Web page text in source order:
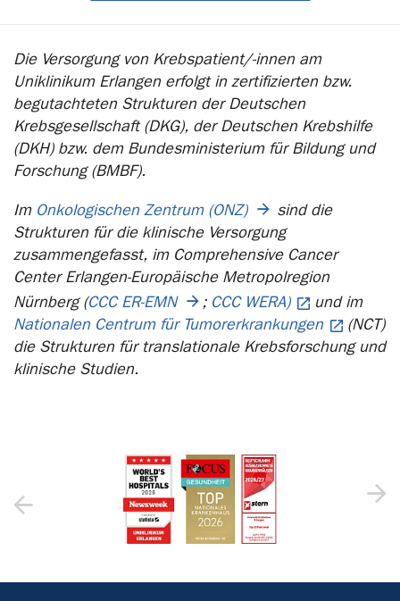
Die Versorgung von Krebspatient/-innen am
Uniklinikum Erlangen erfolgt in zertifizierten bzw.
begutachteten Strukturen der Deutschen
Krebsgesellschaft (DKG), der Deutschen Krebshilfe
(DKH) bzw. dem Bundesministerium für Bildung und
Forschung (BMBF).
Im Onkologischen Zentrum (ONZ)
sind die
Strukturen für die klinische Versorgung
zusammengefasst, im Comprehensive Cancer
Center Erlangen-Europäische Metropolregion
Nürnberg (CCC ER-EMN ; CCC WERA)
und im
Nationalen Centrum für Tumorerkrankungen
(NCT)
die Strukturen für translationale Krebsforschung und
klinische Studien.